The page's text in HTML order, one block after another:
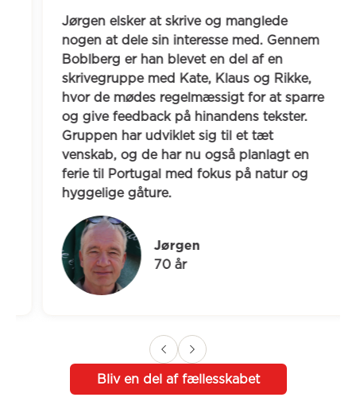
Jørgen elsker at skrive og manglede
nogen at dele sin interesse med. Gennem
Boblberg er han blevet en del af en
skrivegruppe med Kate, Klaus og Rikke,
hvor de mødes regelmæssigt for at sparre
og give feedback på hinandens tekster.
Gruppen har udviklet sig til et tæt
venskab, og de har nu også planlagt en
ferie til Portugal med fokus på natur og
hyggelige gåture.
Jørgen
70 år
Bliv en del af fællesskabet